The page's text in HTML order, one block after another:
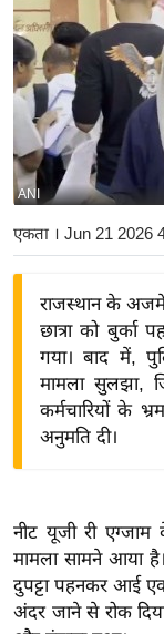
य
अं
त
र्रा
ष्ट्री
य
बि
ज़
ने
द्यो
शे
ष
ज्ञ
रा
ANI
एकता । Jun 21 2026
राजस्थान के
छात्रा को बुर्का
गया। बाद में,
मामला सुलझा,
कर्मचारियों के
अनुमति दी।
नीट यूजी री
मामला सामने आया
दुपट्टा पहनकर आई एक
अंदर जाने से रोक